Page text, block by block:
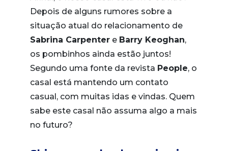
Depois de alguns rumores sobre a
situação atual do relacionamento de
Sabrina Carpenter e Barry Keoghan,
os pombinhos ainda estão juntos!
Segundo uma fonte da revista People, o
casal está mantendo um contato
casual, com muitas idas e vindas. Quem
sabe este casal não assuma algo a mais
no futuro?